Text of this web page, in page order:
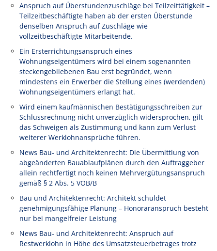
Anspruch auf Überstundenzuschläge bei Teilzeittätigkeit –
Teilzeitbeschäftigte haben ab der ersten Überstunde
denselben Anspruch auf Zuschläge wie
vollzeitbeschäftigte Mitarbeitende.
Ein Ersterrichtungsanspruch eines
Wohnungseigentümers wird bei einem sogenannten
steckengebliebenen Bau erst begründet, wenn
mindestens ein Erwerber die Stellung eines (werdenden)
Wohnungseigentümers erlangt hat.
Wird einem kaufmännischen Bestätigungsschreiben zur
Schlussrechnung nicht unverzüglich widersprochen, gilt
das Schweigen als Zustimmung und kann zum Verlust
weiterer Werklohnansprüche führen.
News Bau- und Architektenrecht: Die Übermittlung von
abgeänderten Bauablaufplänen durch den Auftraggeber
allein rechtfertigt noch keinen Mehrvergütungsanspruch
gemäß § 2 Abs. 5 VOB/B
Bau und Architektenrecht: Architekt schuldet
genehmigungsfähige Planung – Honoraranspruch besteht
nur bei mangelfreier Leistung
News Bau- und Architektenrecht: Anspruch auf
Restwerklohn in Höhe des Umsatzsteuerbetrages trotz